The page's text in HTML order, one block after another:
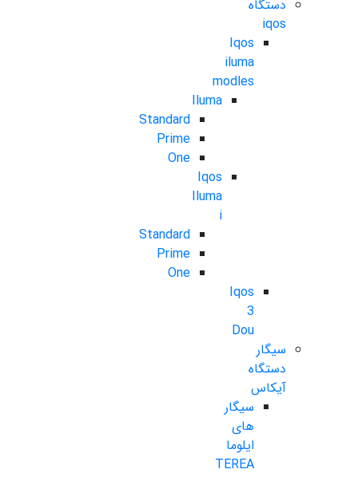
دستگاه
iqos
Iqos
iluma
modles
Iluma
Standard
Prime
One
Iqos
Iluma
i
Standard
Prime
One
Iqos
3
Dou
سیگار
دستگاه
آیکاس
سیگار
های
ایلوما
TEREA